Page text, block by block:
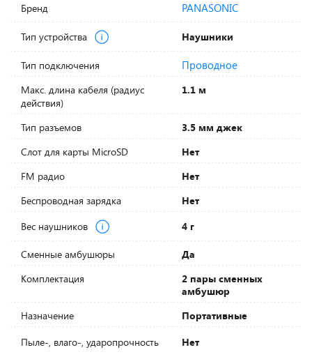
Бренд PANASONIC
Тип устройства Наушники
Тип подключения Проводное
Макс. длина кабеля (радиус
действия)
1.1 м
Тип разъемов
3.5 мм джек
Слот для карты MicroSD
Нет
FM радио
Нет
Беспроводная зарядка
Нет
Вес наушников
4 г
Сменные амбушюры
Да
Комплектация
2 пары сменных
амбушюр
Назначение
Портативные
Пыле-, влаго-, ударопрочность
Нет